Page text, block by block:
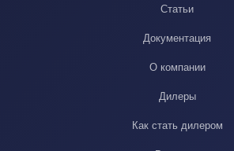
Статьи
Документация
О компании
Дилеры
Как стать дилером